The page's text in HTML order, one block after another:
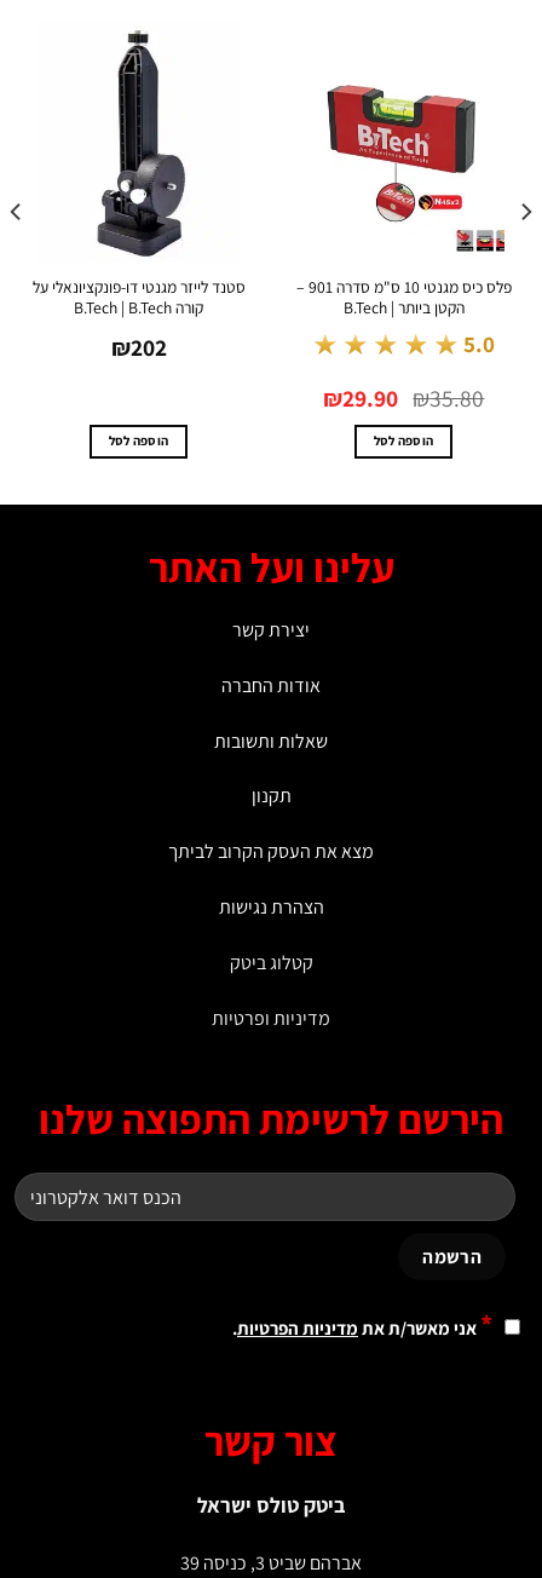
פלס כיס מגנטי 10 ס"מ סדרה 901 –
הקטן ביותר | B.Tech
★★★★★
₪35.80 המקורי
היה:
₪35.80.
₪29.90 הנוכחי
הוא:
₪29.90.
הוספה לסל
סטנד לייזר מגנטי דו-פונקציונאלי על
₪
הוספה לסל
עלינו ועל האתר
יצירת קשר
אודות החברה
שאלות ותשובות
מצא את העסק הקרוב לביתך
הצהרת נגישות
קטלוג ביטק
מדיניות ופרטיות
לרשימת התפוצה שלנו
אני מאשר/ת אתמדיניות הפרטיות.
צור קשר
ביטק טולס ישראל
אברהם שביט 3, כניסה 39